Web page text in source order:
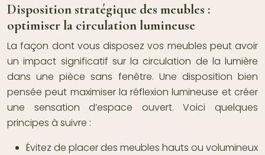
Disposition stratégique des meubles :
optimiser la circulation lumineuse
La façon dont vous disposez vos meubles peut avoir
un impact significatif sur la circulation de la lumière
dans une pièce sans fenêtre. Une disposition bien
pensée peut maximiser la réflexion lumineuse et créer
une sensation d’espace ouvert. Voici quelques
principes à suivre :
Évitez de placer des meubles hauts ou volumineux